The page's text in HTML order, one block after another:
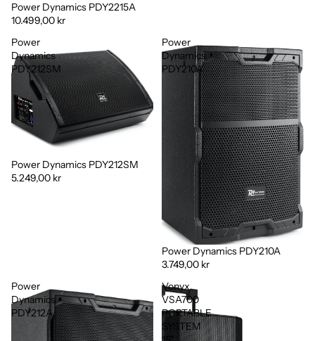
Power Dynamics PDY2215A
10.499,00 kr
Power
Dynamics
PDY212SM
Power Dynamics PDY212SM
5.249,00 kr
Power
Dynamics
PDY210A
Power Dynamics PDY210A
3.749,00 kr
Power
Dynamics
PDY212A
Vonyx
VSA700
PORTABLE
SYSTEM